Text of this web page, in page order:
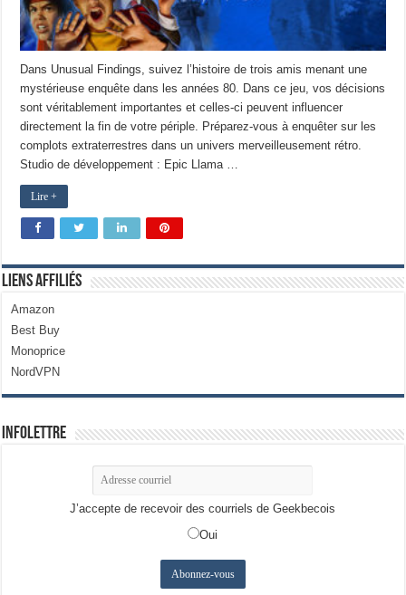
Dans Unusual Findings, suivez l’histoire de trois amis menant une
mystérieuse enquête dans les années 80. Dans ce jeu, vos décisions
sont véritablement importantes et celles-ci peuvent influencer
directement la fin de votre périple. Préparez-vous à enquêter sur les
complots extraterrestres dans un univers merveilleusement rétro.
Studio de développement : Epic Llama …
Lire +
Liens Affiliés
Amazon
Best Buy
Monoprice
NordVPN
Infolettre
J’accepte de recevoir des courriels de Geekbecois
Oui